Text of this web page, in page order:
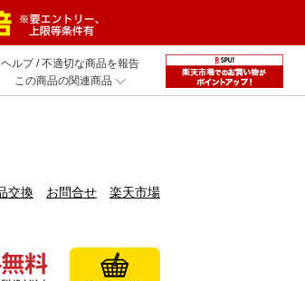
ヘルプ/不適切な商品を報告
この商品の関連商品